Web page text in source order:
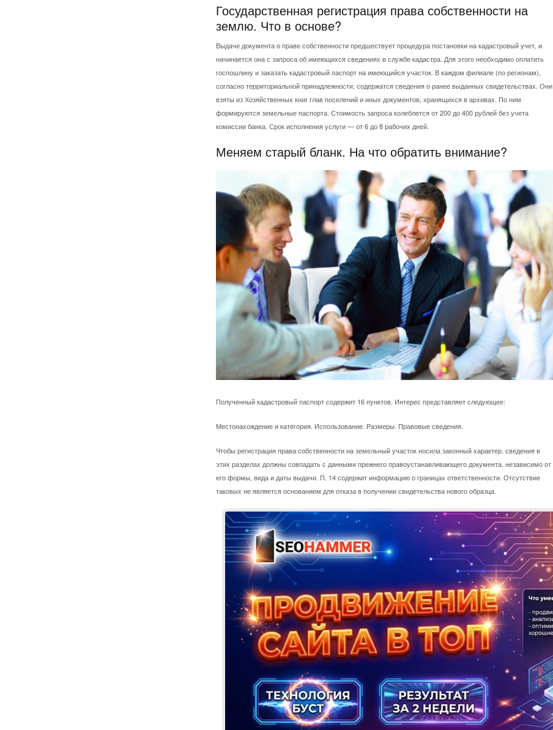
Государственная регистрация права собственности на
землю. Что в основе?
Выдаче документа о праве собственности предшествует процедура постановки на кадастровый учет, и
начинается она с запроса об имеющихся сведениях в службе кадастра. Для этого необходимо оплатить
госпошлину и заказать кадастровый паспорт на имеющийся участок. В каждом филиале (по регионам),
согласно территориальной принадлежности, содержатся сведения о ранее выданных свидетельствах. Они
взяты из Хозяйственных книг глав поселений и иных документов, хранящихся в архивах. По ним
формируются земельные паспорта. Стоимость запроса колеблется от 200 до 400 рублей без учета
комиссии банка. Срок исполнения услуги — от 6 до 8 рабочих дней.
Меняем старый бланк. На что обратить внимание?
Полученный кадастровый паспорт содержит 16 пунктов. Интерес представляет следующее:
Местонахождение и категория. Использование. Размеры. Правовые сведения.
Чтобы регистрация права собственности на земельный участок носила законный характер, сведения в
этих разделах должны совпадать с данными прежнего правоустанавливающего документа, независимо от
его формы, вида и даты выдачи. П. 14 содержит информацию о границах ответственности. Отсутствие
таковых не является основанием для отказа в получении свидетельства нового образца.